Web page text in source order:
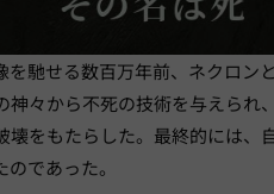
馳せる数百万年前、ネクロン
々から不死の技術を与えら
をもたらした。最終的には、
であった。